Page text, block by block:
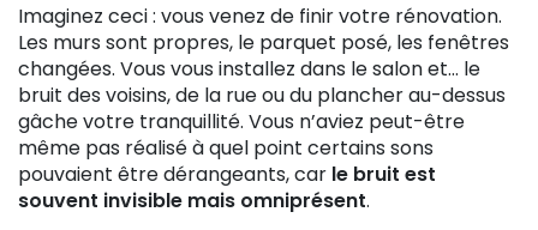
Imaginez ceci : vous venez de finir votre rénovation.
Les murs sont propres, le parquet posé, les fenêtres
changées. Vous vous installez dans le salon et… le
bruit des voisins, de la rue ou du plancher au-dessus
gâche votre tranquillité. Vous n’aviez peut-être
même pas réalisé à quel point certains sons
pouvaient être dérangeants, car le bruit est
souvent invisible mais omniprésent.